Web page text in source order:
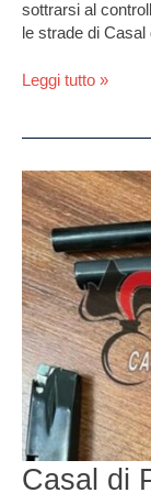
sottrarsi al
le strade di Casal
Leggi tutto »
Casal di
Casal
di
Principe,
brandisce
pistola
in
una
caffetteria:
arrestato
40enne